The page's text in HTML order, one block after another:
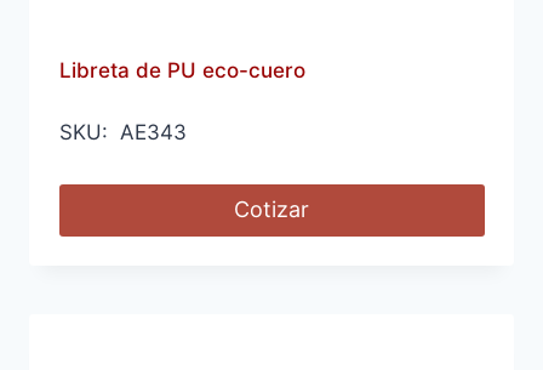
Libreta de PU eco-cuero
SKU: AE343
Cotizar